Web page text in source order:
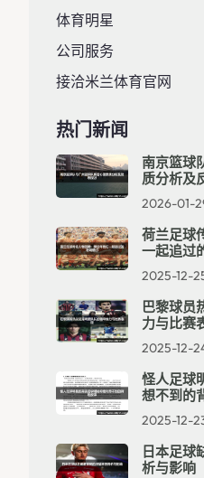
体育明星
公司服务
接洽米兰体育官网
热门新闻
南京篮球
质分析及
2026-01-
荷兰足球
一起追过
2025-12-
巴黎球员
力与比赛
2025-12-
怪人足球
想不到的
2025-12-
日本足球
析与影响